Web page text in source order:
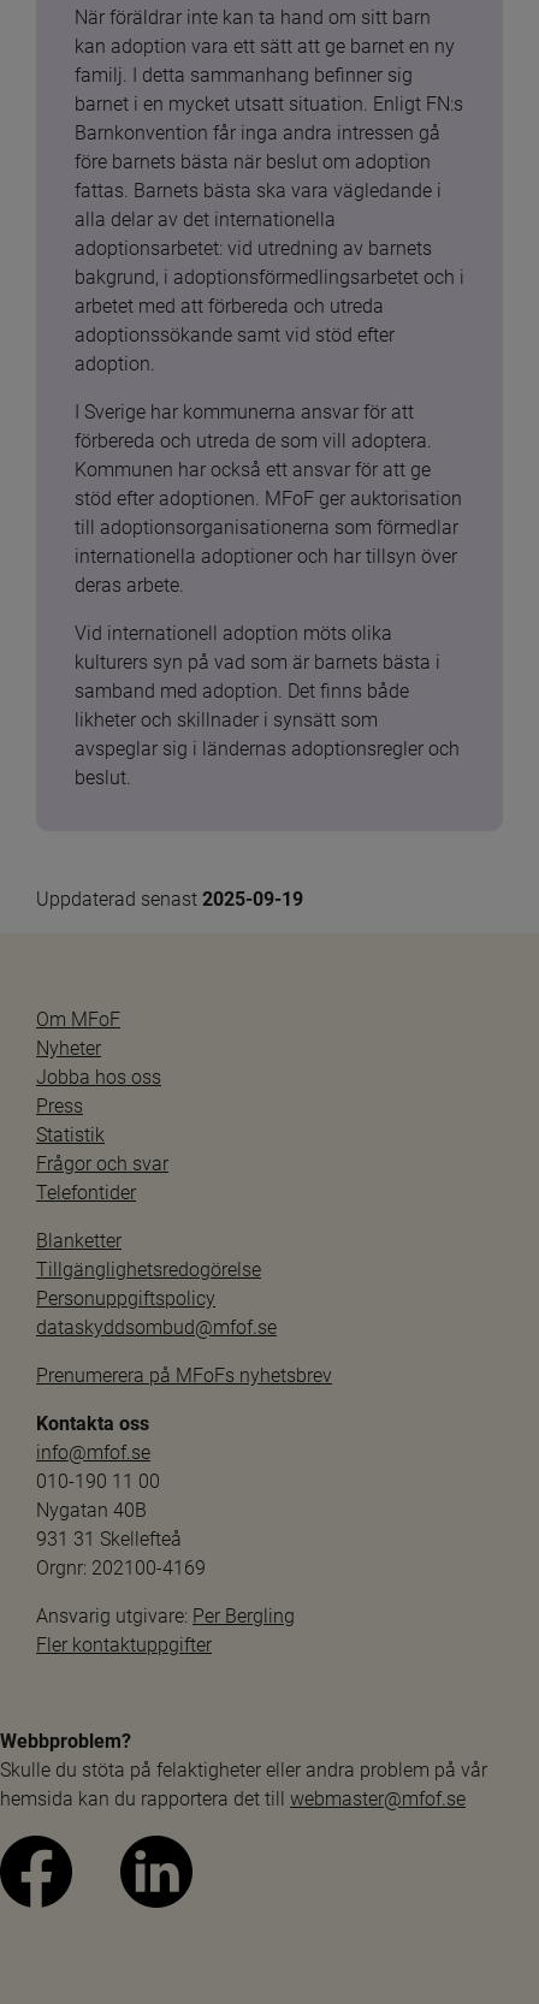
När föräldrar inte kan ta hand om sitt barn
kan adoption vara ett sätt att ge barnet en ny
familj. I detta sammanhang befinner sig
barnet i en mycket utsatt situation. Enligt FN:s
Barnkonvention får inga andra intressen gå
före barnets bästa när beslut om adoption
fattas. Barnets bästa ska vara vägledande i
alla delar av det internationella
adoptionsarbetet: vid utredning av barnets
bakgrund, i adoptionsförmedlingsarbetet och i
arbetet med att förbereda och utreda
adoptionssökande samt vid stöd efter
adoption.
I Sverige har kommunerna ansvar för att
förbereda och utreda de som vill adoptera.
Kommunen har också ett ansvar för att ge
stöd efter adoptionen. MFoF ger auktorisation
till adoptionsorganisationerna som förmedlar
internationella adoptioner och har tillsyn över
deras arbete.
Vid internationell adoption möts olika
kulturers syn på vad som är barnets bästa i
samband med adoption. Det finns både
likheter och skillnader i synsätt som
avspeglar sig i ländernas adoptionsregler och
beslut.
Uppdaterad senast 2025-09-19
Om MFoF
Nyheter
Jobba hos oss
Press
Statistik
Frågor och svar
Telefontider
Blanketter
Tillgänglighetsredogörelse
Personuppgiftspolicy
dataskyddsombud@mfof.se
Prenumerera på MFoFs nyhetsbrev
Kontakta oss
info@mfof.se
010-190 11 00
Nygatan 40B
931 31 Skellefteå
Orgnr: 202100-4169
Ansvarig utgivare: Per Bergling
Fler kontaktuppgifter
Webbproblem?
Skulle du stöta på felaktigheter eller andra problem på vår
hemsida kan du rapportera det till webmaster@mfof.se